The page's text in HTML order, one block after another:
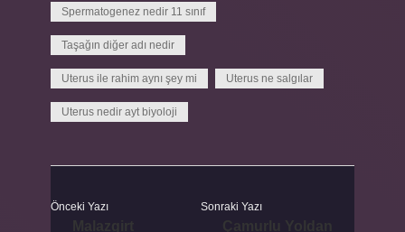
Spermatogenez nedir 11 sınıf
Taşağın diğer adı nedir
Uterus ile rahim aynı şey mi Uterus ne salgılar
Uterus nedir ayt biyoloji
Önceki Yazı Sonraki Yazı